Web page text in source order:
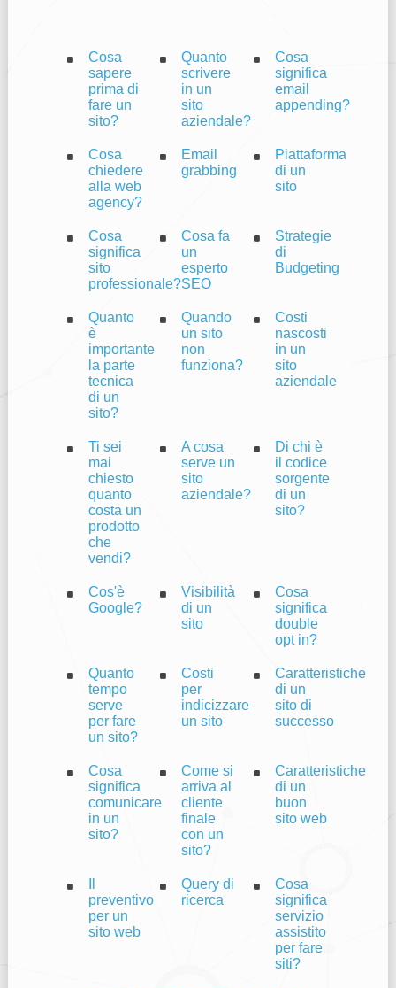
Cosa
sapere
prima di
fare un
sito?
Quanto
scrivere
in un
sito
aziendale?
Cosa
significa
email
appending?
Cosa
chiedere
alla web
agency?
Email
grabbing
Piattaforma
di un
sito
Cosa
significa
sito
professionale?
Cosa fa
un
esperto
SEO
Strategie
di
Budgeting
Quanto
è
importante
la parte
tecnica
di un
sito?
Quando
un sito
non
funziona?
Costi
nascosti
in un
sito
aziendale
Ti sei
mai
chiesto
quanto
costa un
prodotto
che
vendi?
A cosa
serve un
sito
aziendale?
Di chi è
il codice
sorgente
di un
sito?
Cos'è
Google?
Visibilità
di un
sito
Cosa
significa
double
opt in?
Quanto
tempo
serve
per fare
un sito?
Costi
per
indicizzare
un sito
Caratteristiche
di un
sito di
successo
Cosa
significa
comunicare
in un
sito?
Come si
arriva al
cliente
finale
con un
sito?
Caratteristiche
di un
buon
sito web
preventivo
per un
sito web
Query di
ricerca
Cosa
significa
servizio
assistito
per fare
siti?